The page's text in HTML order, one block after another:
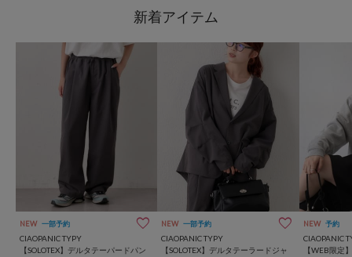
NEW 一部予約
CIAOPANIC TYPY
【SOLOTEX】デルタテーパードパン
NEW 一部予約
CIAOPANIC TYPY
【SOLOTEX】デルタテーラードジャ
NEW 予約
CIAOPANIC
【WEB限定